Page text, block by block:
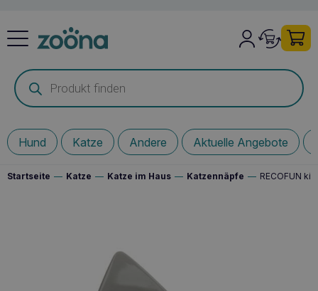
Products
search
Hund Katze Andere Aktuelle Angebote
Startseite — Katze — Katze im Haus — Katzennäpfe — RECOFUN